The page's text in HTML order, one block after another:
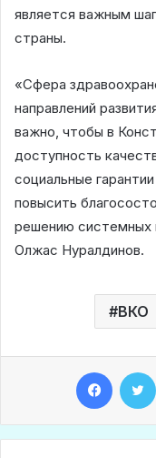
является важным
страны.
«Сфера
направлений
важно, чтобы в
доступность
социальные
повысить
решению системных
Олжас Нуралдинов.
ВКО